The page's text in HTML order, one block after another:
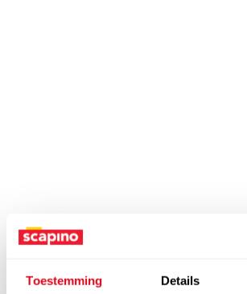
Toestemming Details